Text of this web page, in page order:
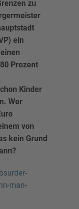
zu
ein
Prozent
Kinder
Wer
von
kein Grund
man-